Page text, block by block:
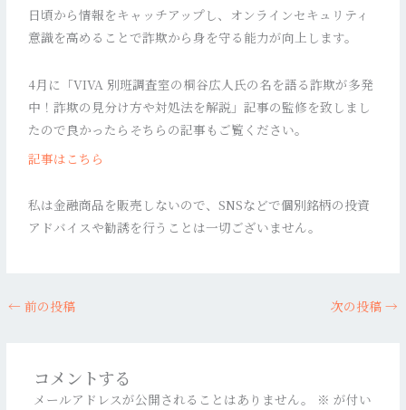
日頃から情報をキャッチアップし、オンラインセキュリティ
意識を高めることで詐欺から身を守る能力が向上します。
4月に「VIVA 別班調査室の桐谷広人氏の名を語る詐欺が多発
中！詐欺の見分け方や対処法を解説」記事の監修を致しまし
たので良かったらそちらの記事もご覧ください。
記事はこちら
私は金融商品を販売しないので、SNSなどで個別銘柄の投資
アドバイスや勧誘を行うことは一切ございません。
← 前の投稿 次の投稿 →
コメントする
メールアドレスが公開されることはありません。 ※ が付い